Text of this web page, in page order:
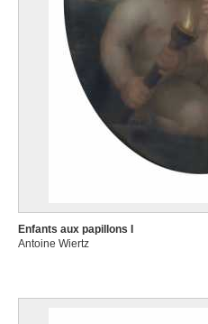
Enfants aux papillons I
Antoine Wiertz